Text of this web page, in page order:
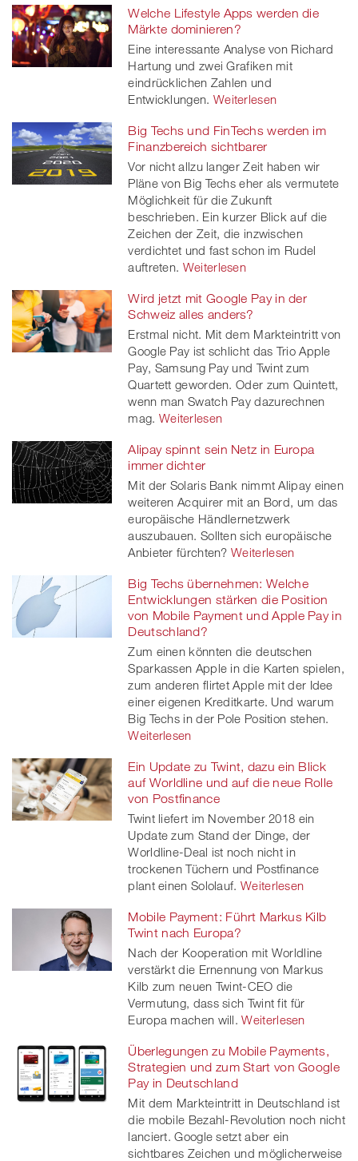
Welche Lifestyle Apps werden die
Märkte dominieren?
Eine interessante Analyse von Richard
Hartung und zwei Grafiken mit
eindrücklichen Zahlen und
Entwicklungen. Weiterlesen
Big Techs und FinTechs werden im
Finanzbereich sichtbarer
Vor nicht allzu langer Zeit haben wir
Pläne von Big Techs eher als vermutete
Möglichkeit für die Zukunft
beschrieben. Ein kurzer Blick auf die
Zeichen der Zeit, die inzwischen
verdichtet und fast schon im Rudel
auftreten. Weiterlesen
Wird jetzt mit Google Pay in der
Schweiz alles anders?
Erstmal nicht. Mit dem Markteintritt von
Google Pay ist schlicht das Trio Apple
Pay, Samsung Pay und Twint zum
Quartett geworden. Oder zum Quintett,
wenn man Swatch Pay dazurechnen
mag. Weiterlesen
Alipay spinnt sein Netz in Europa
immer dichter
Mit der Solaris Bank nimmt Alipay einen
weiteren Acquirer mit an Bord, um das
europäische Händlernetzwerk
auszubauen. Sollten sich europäische
Anbieter fürchten? Weiterlesen
Big Techs übernehmen: Welche
Entwicklungen stärken die Position
von Mobile Payment und Apple Pay in
Deutschland?
Zum einen könnten die deutschen
Sparkassen Apple in die Karten spielen,
zum anderen flirtet Apple mit der Idee
einer eigenen Kreditkarte. Und warum
Big Techs in der Pole Position stehen.
Weiterlesen
Ein Update zu Twint, dazu ein Blick
auf Worldline und auf die neue Rolle
von Postfinance
Twint liefert im November 2018 ein
Update zum Stand der Dinge, der
Worldline-Deal ist noch nicht in
trockenen Tüchern und Postfinance
plant einen Sololauf. Weiterlesen
Mobile Payment: Führt Markus Kilb
Twint nach Europa?
Nach der Kooperation mit Worldline
verstärkt die Ernennung von Markus
Kilb zum neuen Twint-CEO die
Vermutung, dass sich Twint fit für
Europa machen will. Weiterlesen
Überlegungen zu Mobile Payments,
Strategien und zum Start von Google
Pay in Deutschland
Mit dem Markteintritt in Deutschland ist
die mobile Bezahl-Revolution noch nicht
lanciert. Google setzt aber ein
sichtbares Zeichen und möglicherweise